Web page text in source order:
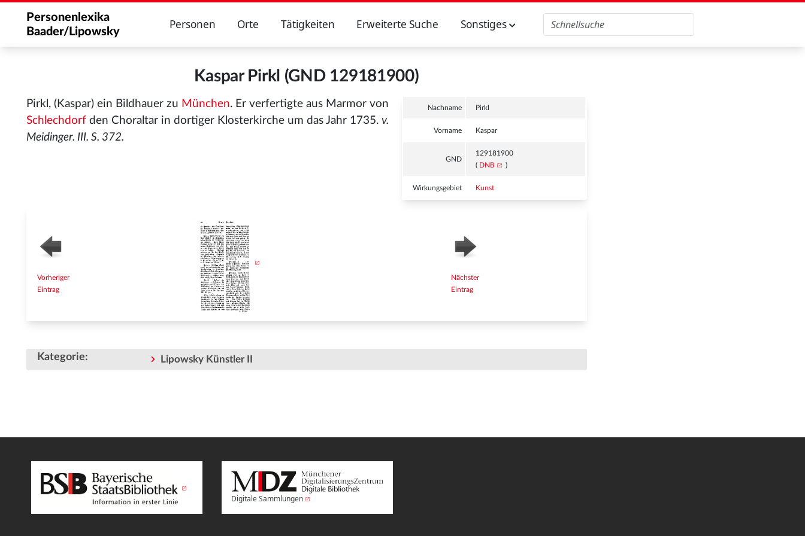
Personenlexika
Baader/Lipowsky
Personen Orte Tätigkeiten Erweiterte Suche Sonstiges
Kaspar Pirkl (GND 129181900)
Nachname Pirkl
Vorname Kaspar
GND
129181900
( DNB )
Wirkungsgebiet Kunst
Pirkl, (Kaspar) ein Bildhauer zu München. Er verfertigte aus Marmor von
Schlechdorf den Choraltar in dortiger Klosterkirche um das Jahr 1735. v.
Meidinger. III. S. 372.
Vorheriger
Eintrag
Nächster
Eintrag
Kategorie: Lipowsky Künstler II
Digitale Sammlungen